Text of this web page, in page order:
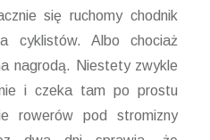
się ruchomy chodnik
cyklistów. Albo chociaż
nagrodą. Niestety zwykle
i czeka tam po prostu
rowerów pod stromizny